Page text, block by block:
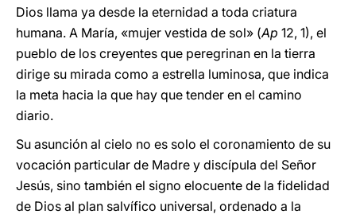
Dios llama ya desde la eternidad a toda criatura
humana. A María, «mujer vestida de sol» (Ap 12, 1), el
pueblo de los creyentes que peregrinan en la tierra
dirige su mirada como a estrella luminosa, que indica
la meta hacia la que hay que tender en el camino
diario.
Su asunción al cielo no es solo el coronamiento de su
vocación particular de Madre y discípula del Señor
Jesús, sino también el signo elocuente de la fidelidad
de Dios al plan salvífico universal, ordenado a la